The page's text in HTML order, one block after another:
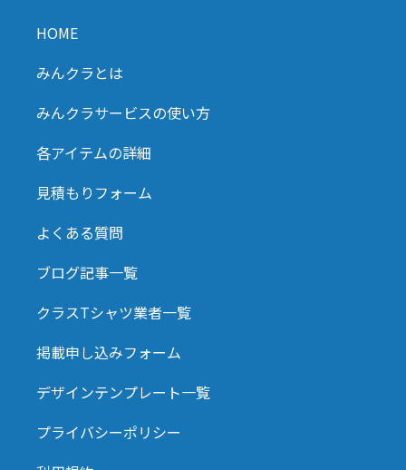
HOME
みんクラとは
みんクラサービスの使い方
各アイテムの詳細
見積もりフォーム
よくある質問
ブログ記事一覧
クラスTシャツ業者一覧
掲載申し込みフォーム
デザインテンプレート一覧
プライバシーポリシー